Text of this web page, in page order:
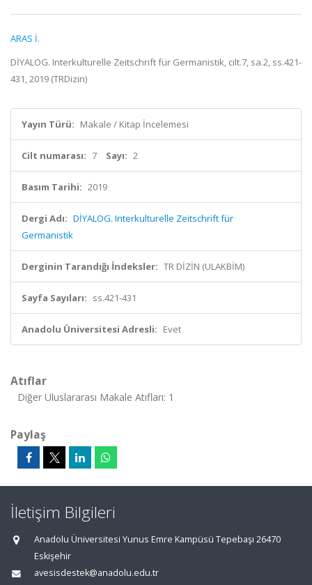
ARAS İ.
DİYALOG. Interkulturelle Zeitschrift für Germanistik, cilt.7, sa.2, ss.421-
431, 2019 (TRDizin)
Yayın Türü: Makale / Kitap İncelemesi
Cilt numarası: 7 Sayı: 2
Basım Tarihi: 2019
Dergi Adı: DİYALOG. Interkulturelle Zeitschrift für
Germanistik
Derginin Tarandığı İndeksler: TR DİZİN (ULAKBİM)
Sayfa Sayıları: ss.421-431
Anadolu Üniversitesi Adresli: Evet
Atıflar
Diğer Uluslararası Makale Atıfları: 1
Paylaş
İletişim Bilgileri
Anadolu Üniversitesi Yunus Emre Kampüsü Tepebaşı 26470
Eskişehir
avesisdestek@anadolu.edu.tr